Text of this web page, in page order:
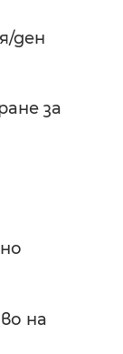
ден
за
на